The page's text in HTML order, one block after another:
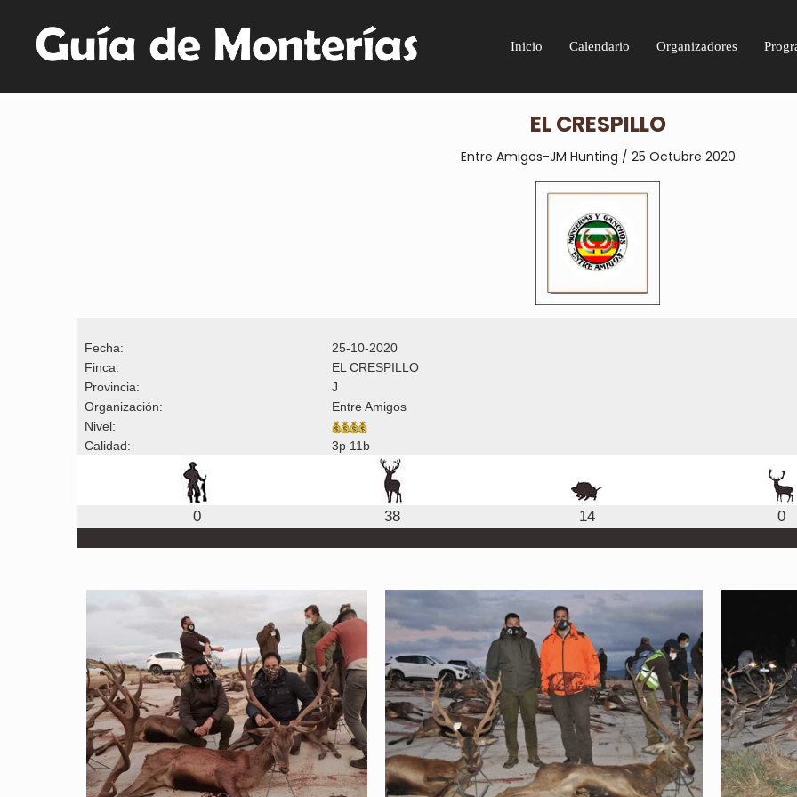
Inicio Calendario Organizadores
EL CRESPILLO
Entre Amigos-JM Hunting / 25 Octubre 2020
Fecha:
25-10-2020
Finca:
EL CRESPILLO
Provincia:
J
Organización:
Entre Amigos
Nivel:
Calidad:
3p 11b
0 38 14 0